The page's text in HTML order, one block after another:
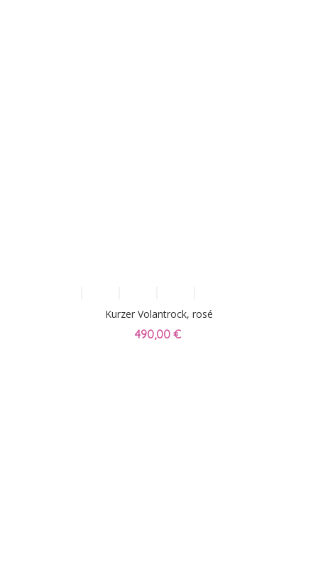
Kurzer Volantrock, rosé
490,00 €